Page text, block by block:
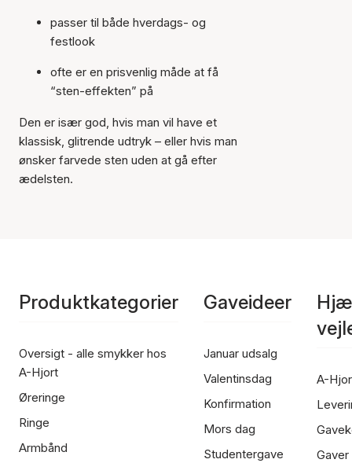
passer til både hverdags- og
festlook
ofte er en prisvenlig måde at få
“sten-effekten” på
Den er især god, hvis man vil have et
klassisk, glitrende udtryk – eller hvis man
ønsker farvede sten uden at gå efter
ædelsten.
Produktkategorier
Oversigt - alle smykker hos
A-Hjort
Øreringe
Ringe
Armbånd
Gaveideer
Januar udsalg
Valentinsdag
Konfirmation
Mors dag
Studentergave
A-